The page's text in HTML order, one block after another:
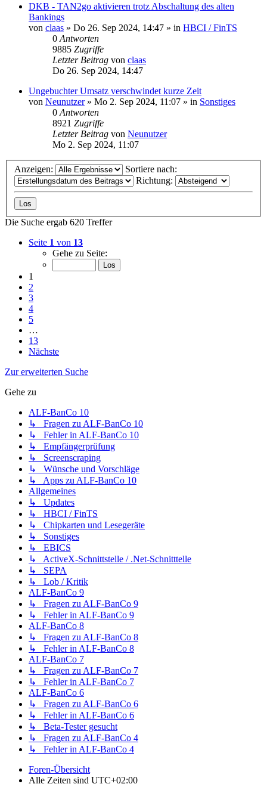
DKB - TAN2go aktivieren trotz Abschaltung des alten
Bankings
von claas » Do 26. Sep 2024, 14:47 » in HBCI / FinTS
0 Antworten
9885 Zugriffe
Letzter Beitrag von claas
Do 26. Sep 2024, 14:47
Ungebuchter Umsatz verschwindet kurze Zeit
von Neunutzer» Mo 2. Sep 2024, 11:07 » in Sonstiges
0 Antworten
8921 Zugriffe
Letzter Beitrag von Neunutzer
Mo 2. Sep 2024, 11:07
Anzeigen:
Sortiere nach:
Richtung:
Die Suche ergab 620 Treffer
Seite 1 von 13
Gehe zu Seite:
1
2
3
4
5
…
13
Nächste
Zur erweiterten Suche
Gehe zu
ALF-BanCo 10
↳ Fragen zu ALF-BanCo 10
↳ Fehler in ALF-BanCo 10
↳ Empfängerprüfung
↳ Screenscraping
↳ Wünsche und Vorschläge
↳ Apps zu ALF-BanCo 10
Allgemeines
↳ Updates
↳ HBCI / FinTS
↳ Chipkarten und Lesegeräte
↳ Sonstiges
↳ EBICS
↳ ActiveX-Schnittstelle / .Net-Schnitttelle
↳ SEPA
↳ Lob / Kritik
ALF-BanCo 9
↳ Fragen zu ALF-BanCo 9
↳ Fehler in ALF-BanCo 9
ALF-BanCo 8
↳ Fragen zu ALF-BanCo 8
↳ Fehler in ALF-BanCo 8
ALF-BanCo 7
↳ Fragen zu ALF-BanCo 7
↳ Fehler in ALF-BanCo 7
ALF-BanCo 6
↳ Fragen zu ALF-BanCo 6
↳ Fehler in ALF-BanCo 6
↳ Beta-Tester gesucht
↳ Fragen zu ALF-BanCo 4
↳ Fehler in ALF-BanCo 4
Foren-Übersicht
Alle Zeiten sind UTC+02:00